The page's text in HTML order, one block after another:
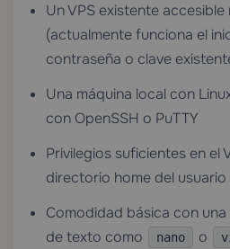
Un VPS existente accesible
(actualmente funciona el
contraseña o clave
Una máquina local con
con OpenSSH o PuTTY
Privilegios suficientes en el
directorio home del
Comodidad básica con
de texto como
nano o